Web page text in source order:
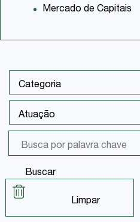
Mercado de Capitais
Buscar
Limpar